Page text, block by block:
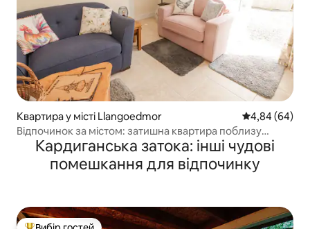
Квартира у місті Llangoedmor Середня
4,84 (64)
Відпочинок за містом: затишна квартира поблизу
Кардігана
Кардиганська затока: інші чудові
помешкання для відпочинку